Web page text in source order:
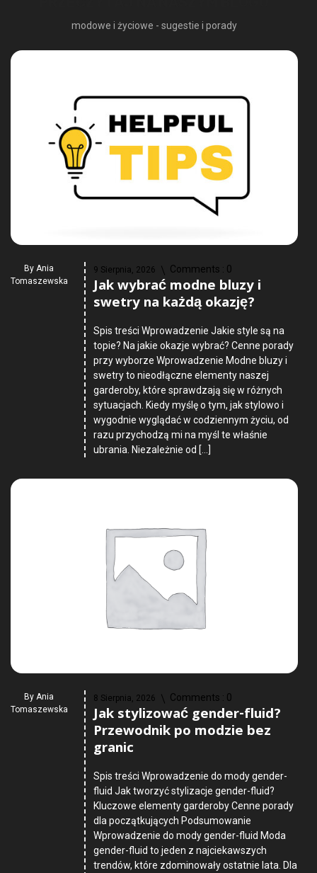
modowe i życiowe - sugestie i porady
By Ania
Tomaszewska
9 Sierpnia, 2026 Comments : 0
Jak wybrać modne bluzy i
swetry na każdą okazję?
Spis treści Wprowadzenie Jakie style są na
topie? Na jakie okazje wybrać? Cenne porady
przy wyborze Wprowadzenie Modne bluzy i
swetry to nieodłączne elementy naszej
garderoby, które sprawdzają się w różnych
sytuacjach. Kiedy myślę o tym, jak stylowo i
wygodnie wyglądać w codziennym życiu, od
razu przychodzą mi na myśl te właśnie
ubrania. Niezależnie od […]
By Ania
Tomaszewska
8 Sierpnia, 2026 Comments : 0
Jak stylizować gender-fluid?
Przewodnik po modzie bez
granic
Spis treści Wprowadzenie do mody gender-
fluid Jak tworzyć stylizacje gender-fluid?
Kluczowe elementy garderoby Cenne porady
dla początkujących Podsumowanie
Wprowadzenie do mody gender-fluid Moda
gender-fluid to jeden z najciekawszych
trendów, które zdominowały ostatnie lata. Dla